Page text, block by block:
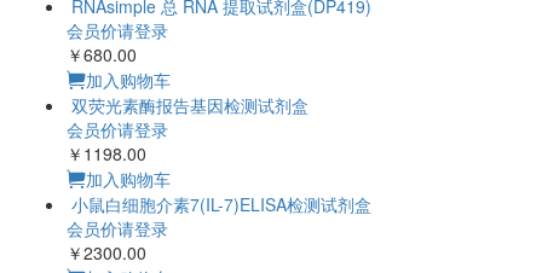
RNAsimple 总 RNA 提取试剂盒(DP419)
会员价请登录
￥680.00
加入购物车
双荧光素酶报告基因检测试剂盒
会员价请登录
￥1198.00
加入购物车
小鼠白细胞介素7(IL-7)ELISA检测试剂盒
会员价请登录
￥2300.00